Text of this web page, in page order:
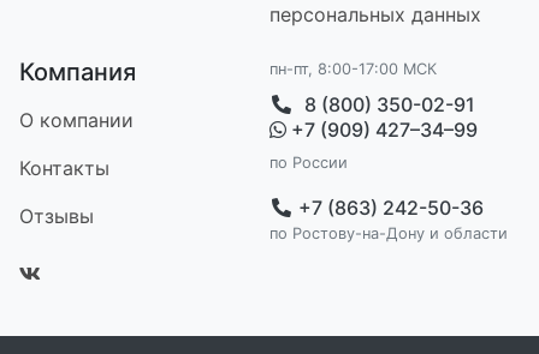
персональных данных
Компания
О компании
Контакты
Отзывы
пн-пт, 8:00-17:00 МСК
8 (800) 350-02-91
+7 (909) 427–34–99
по России
+7 (863) 242-50-36
по Ростову-на-Дону и области